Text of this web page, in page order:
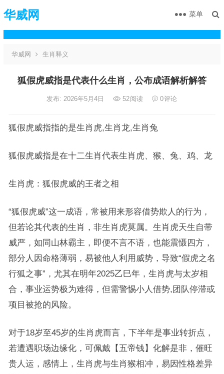
华威网 菜单
华威网 生肖释义
狐假虎威指是代表什么生肖，公布成语解析解答
发布: 2026年5月4日 52阅读 0评论
狐假虎威指指的是生肖虎,生肖龙,生肖兔
狐假虎威指是在十二生肖代表生肖虎、猴、兔、鸡、龙
生肖虎：狐假虎威的王者之相
“狐假虎威”这一成语，常被用来形容借势欺人的行为，
但若论其代表的生肖，非生肖虎莫属。生肖虎天生自带
威严，如同山林霸主，即便不言不语，也能震慑四方，
部分人因命格薄弱，易被他人利用威势，导致“假虎之名
行狐之事”，尤其在明年2025乙巳年，生肖虎与太岁相
合，事业运势极为难得，但需警惕小人借势,团队停滞或
项目被抢的风险。
对于18岁至45岁的生肖虎而言，下半年是事业转折点，
若遭遇职场边缘化，可佩戴【五帝钱】化解是非，催旺
贵人运，感情上，生肖虎与生肖猴相冲，易因性格差异